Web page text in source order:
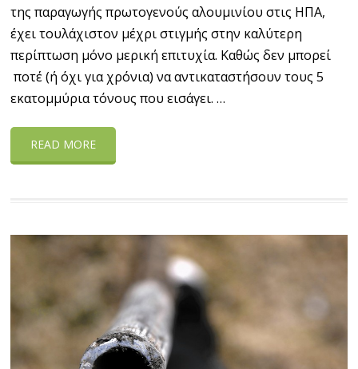
της παραγωγής πρωτογενούς αλουμινίου στις ΗΠΑ,
έχει τουλάχιστον μέχρι στιγμής στην καλύτερη
περίπτωση μόνο μερική επιτυχία. Καθώς δεν μπορεί
ποτέ (ή όχι για χρόνια) να αντικαταστήσουν τους 5
εκατομμύρια τόνους που εισάγει. …
READ MORE